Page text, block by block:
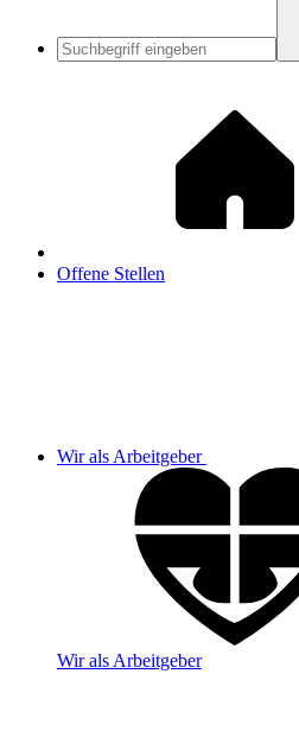
Offene Stellen
Wir als Arbeitgeber
Wir als Arbeitgeber